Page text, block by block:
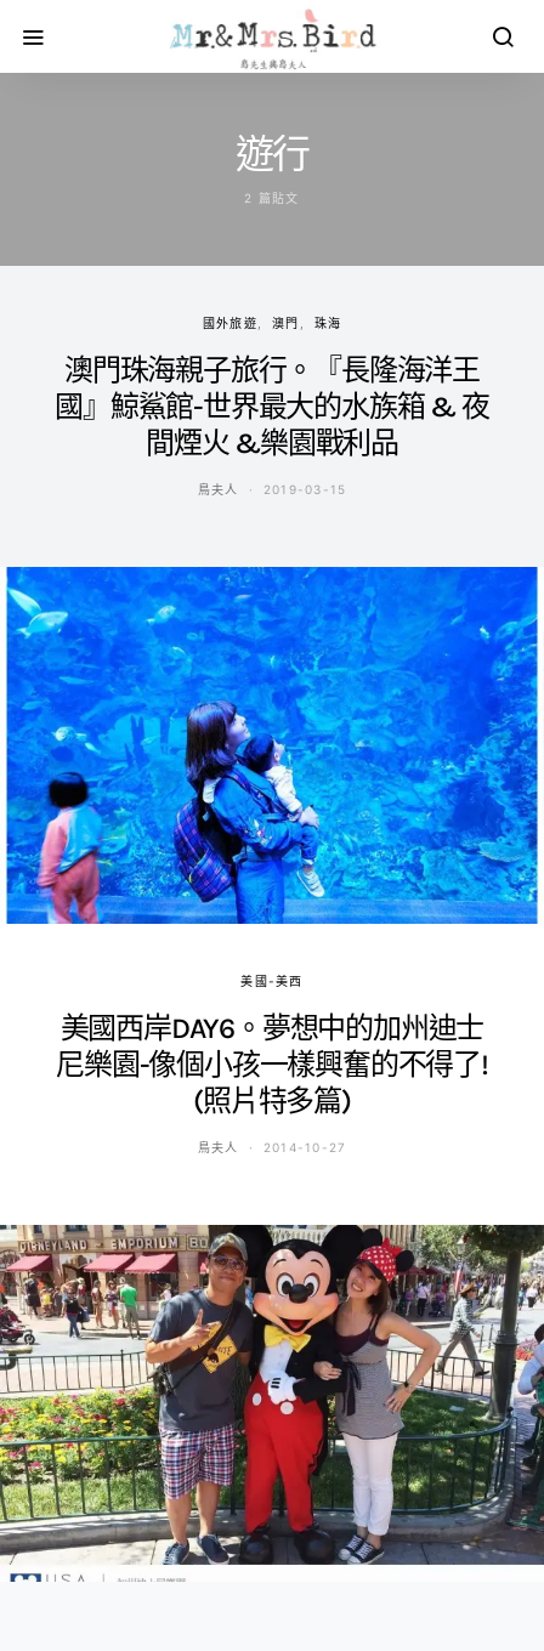
遊行
2 篇貼文
國外旅遊 澳門 珠海
澳門珠海親子旅行。『長隆海洋王
國』鯨鯊館-世界最大的水族箱 & 夜
間煙火 &樂園戰利品
鳥夫人 2019-03-15
美國-美西
美國西岸DAY6。夢想中的加州迪士
尼樂園-像個小孩一樣興奮的不得了!
(照片特多篇)
鳥夫人 2014-10-27